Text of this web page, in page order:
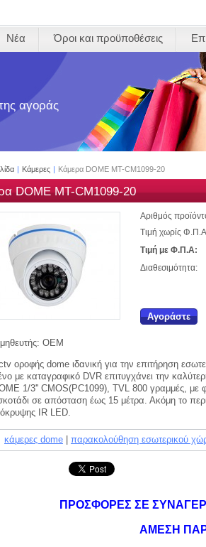
Νέα Όροι και προϋποθέσεις
αγοράς
| Κάμερες | Κάμερα DOME MT-CM1099-20
DOME MT-CM1099-20
OEM
Αριθμός
Τιμή χωρίς
Τιμή με Φ.Π.Α:
Διαθεσιμότητα:
Αγοράστε
οροφής dome ιδανική για την επιτήρηση
με καταγραφικό DVR επιτυγχάνει την
1/3'' CMOS(PC1099), TVL 800 γραμμές, με
σε απόσταση έως 15 μέτρα. Ακόμη το
IR LED.
κάμερες dome παρακολούθηση εσωτερικού
ΠΡΟΣΦΟΡΕΣ ΣΕ
ΑΜΕΣΗ